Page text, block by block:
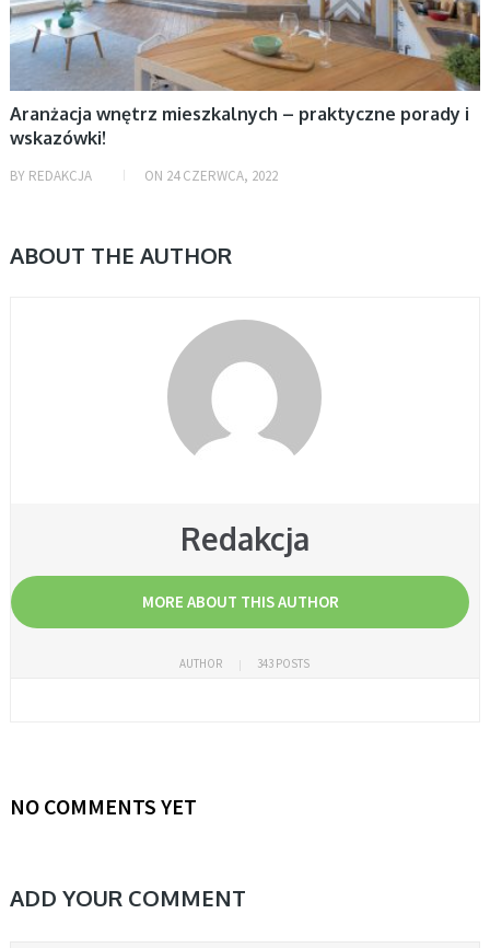
Aranżacja wnętrz mieszkalnych – praktyczne porady i
wskazówki!
BY REDAKCJA ON 24 CZERWCA, 2022
ABOUT THE AUTHOR
Redakcja
MORE ABOUT THIS AUTHOR
AUTHOR 343 POSTS
NO COMMENTS YET
ADD YOUR COMMENT